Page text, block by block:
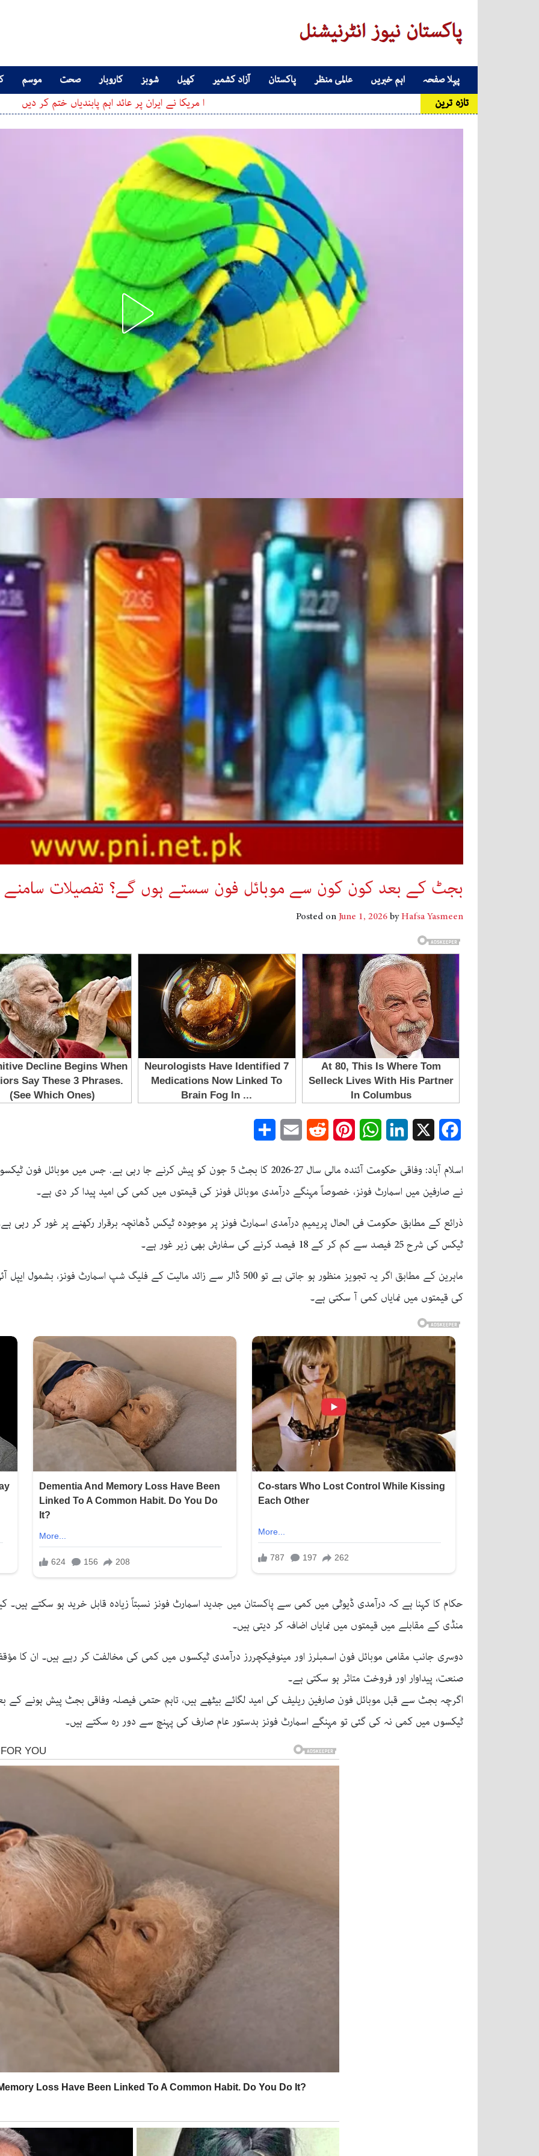
Main Navigationپہلا صفحہ اہم خبریں عالمی منظر پاکستان آزاد کشمیر کھیل شوبز کاروبار صحت موسم
تازہ ترین پاکستان ا مریکا نے ایران پر عائد اہم پابندیاں ختم کر دیں
بجٹ کے بعد کون کون سے موبائل فون سستے ہوں گے؟ تفصیلات سامنے
Posted onJune 1, 2026byHafsa Yasmeen
Facebook
LinkedIn
WhatsApp
Pinterest
Reddit
Email
اسلام آباد: وفاقی حکومت آئندہ مالی سال 27-2026 کا بجٹ 5 جون کو پیش کرنے جا رہی
نے صارفین میں اسمارٹ فونز، خصوصاً مہنگے درآمدی موبائل فونز کی قیمتوں میں کمی کی امید پیدا کر دی ہے۔
ذرائع کے مطابق حکومت فی الحال پریمیم درآمدی اسمارٹ فونز پر موجودہ ٹیکس ڈھانچہ برقرار رکھنے پر غور کر رہی
ٹیکس کی شرح 25 فیصد سے کم کر کے 18 فیصد کرنے کی سفارش بھی زیر غور ہے۔
ماہرین کے مطابق اگر یہ تجویز منظور ہو جاتی ہے تو 500 ڈالر سے زائد مالیت کے فلیگ شپ
کی قیمتوں میں نمایاں کمی آ سکتی ہے۔
حکام کا کہنا ہے کہ درآمدی ڈیوٹی میں کمی سے پاکستان میں جدید اسمارٹ فونز نسبتاً زیادہ قابل خرید ہو سکتے ہیں۔
منڈی کے مقابلے میں قیمتوں میں نمایاں اضافہ کر دیتی ہیں۔
دوسری جانب مقامی موبائل فون اسمبلرز اور مینوفیکچررز درآمدی ٹیکسوں میں کمی کی مخالفت کر رہے ہیں۔ ان
صنعت، پیداوار اور فروخت متاثر ہو سکتی ہے۔
اگرچہ بجٹ سے قبل موبائل فون صارفین ریلیف کی امید لگائے بیٹھے ہیں، تاہم حتمی فیصلہ وفاقی بجٹ پیش ہونے کے
ٹیکسوں میں کمی نہ کی گئی تو مہنگے اسمارٹ فونز بدستور عام صارف کی پہنچ سے دور رہ سکتے ہیں۔